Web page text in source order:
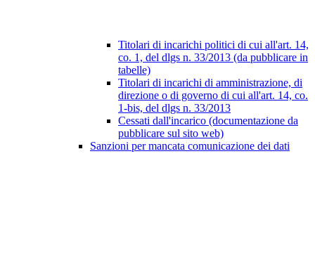
Titolari di incarichi politici di cui all'art. 14,
co. 1, del dlgs n. 33/2013 (da pubblicare in
tabelle)
Titolari di incarichi di amministrazione, di
direzione o di governo di cui all'art. 14, co.
1-bis, del dlgs n. 33/2013
Cessati dall'incarico (documentazione da
pubblicare sul sito web)
Sanzioni per mancata comunicazione dei dati